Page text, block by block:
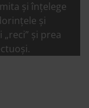
și înțelege
și
și prea